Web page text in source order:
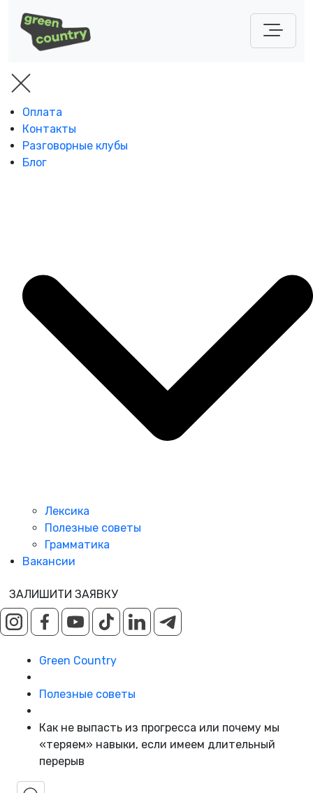
Оплата
Контакты
Разговорные клубы
Блог
Лексика
Полезные советы
Грамматика
Вакансии
ЗАЛИШИТИ ЗАЯВКУ
Green Country
Полезные советы
Как не выпасть из прогресса или почему мы
«теряем» навыки, если имеем длительный
перерыв